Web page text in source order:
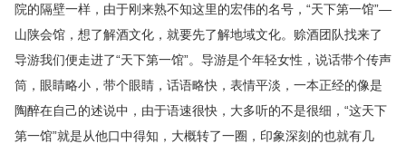
院的隔壁一样， 由于刚来熟不知这里的宏伟的名号， “天下第一馆”—
山陕会馆， 想了解酒文化，就要先了解地域文化。赊酒团队找来了
导游我们便走进了“天下第一馆”。导游是个年轻女性，说话带个传声
筒，眼睛略小，带个眼睛，话语略快，表情平淡，一本正经的像是
陶醉在自己的述说中，由于语速很快，大多听的不是很细，“这天下
第一馆”就是从他口中得知，大概转了一圈，印象深刻的也就有几